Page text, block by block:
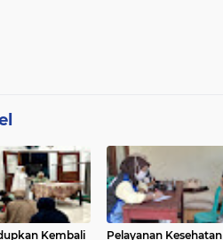
Kembali
Pelayanan Kesehatan